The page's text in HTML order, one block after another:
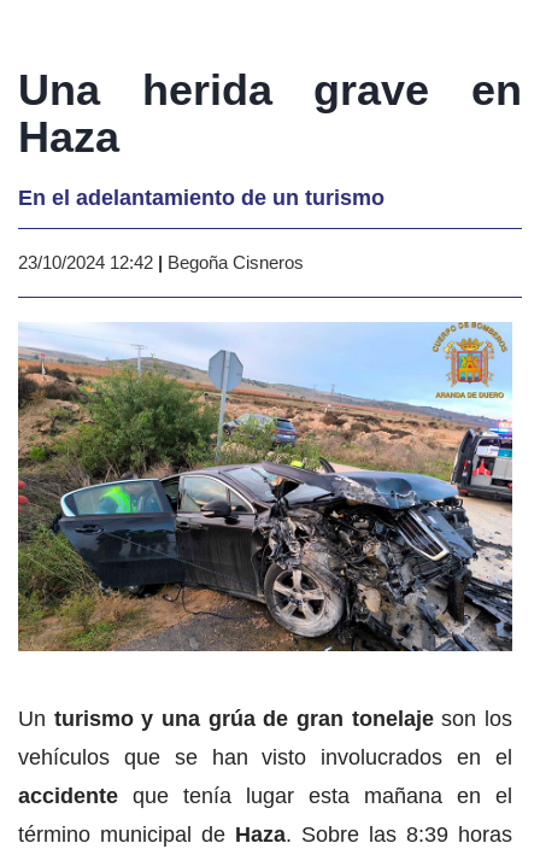
Una herida grave en
Haza
En el adelantamiento de un turismo
23/10/2024 12:42 | Begoña Cisneros
Un turismo y una grúa de gran tonelajeson los
vehículos que se han visto involucrados en el
accidente que tenía lugar esta mañana en el
término municipal de Haza. Sobre las 8:39 horas